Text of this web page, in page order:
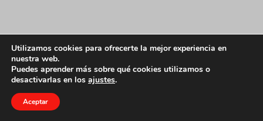
Utilizamos cookies para ofrecerte la mejor experiencia en
nuestra web.
Puedes aprender más sobre qué cookies utilizamos o
desactivarlas en los ajustes.
Aceptar